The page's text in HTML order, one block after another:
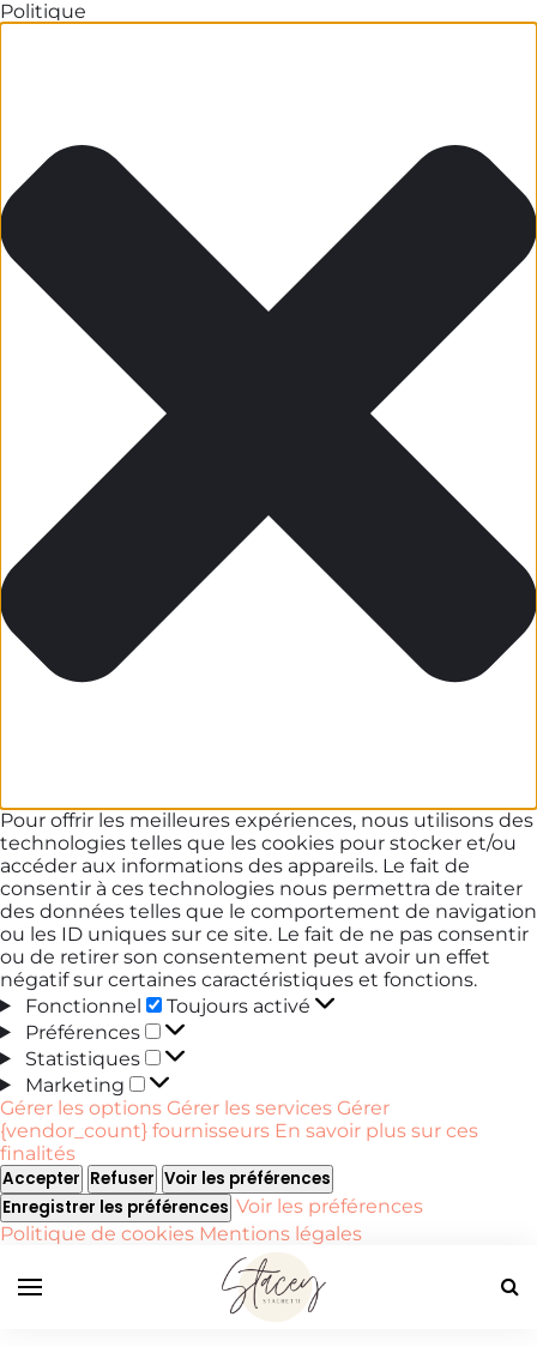
Politique
Pour offrir les meilleures expériences, nous utilisons des
technologies telles que les cookies pour stocker et/ou
accéder aux informations des appareils. Le fait de
consentir à ces technologies nous permettra de traiter
des données telles que le comportement de navigation
ou les ID uniques sur ce site. Le fait de ne pas consentir
ou de retirer son consentement peut avoir un effet
négatif sur certaines caractéristiques et fonctions.
Fonctionnel
Fonctionnel
Toujours activé
Préférences
Préférences
Statistiques
Statistiques
Marketing
Marketing
Gérer les options Gérer les services Gérer
{vendor_count} fournisseurs En savoir plus sur ces
finalités
Accepter Refuser Voir les préférences
Enregistrer les préférences Voir les préférences
Politique de cookies Mentions légales